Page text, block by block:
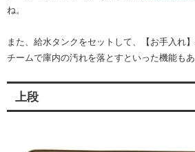
ね。
また、給水タンクをセットして、【お手入れ
チームで庫内の汚れを落とすといった機能もあ
上段